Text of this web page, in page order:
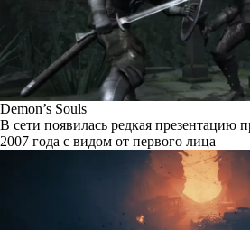
Demon’s Souls
В сети появилась редкая презентацию
2007 года с видом от первого лица